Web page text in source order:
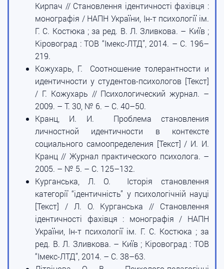
Кирпач // Становлення ідентичності фахівця :
монографія / НАПН України, Ін-т психології ім.
Г. С. Костюка ; за ред. В. Л. Зливкова. – Київ ;
Кіровоград : ТОВ “Імекс-ЛТД”, 2014. – С. 196–
219.
Кожухарь, Г. Соотношение толерантности и
идентичности у студентов-психологов [Текст]
/ Г. Кожухарь // Психологический журнал. –
2009. – Т. 30, № 6. – С. 40–50.
Кранц, И. И. Проблема становления
личностной идентичности в контексте
социального самоопределения [Текст] / И. И.
Кранц // Журнал практического психолога. –
2005. – № 5. – С. 125–132.
Курганська, Л. О. Історія становлення
категорії “ідентичність” у психологічній науці
[Текст] / Л. О. Курганська // Становлення
ідентичності фахівця : монографія / НАПН
України, Ін-т психології ім. Г. С. Костюка ; за
ред. В. Л. Зливкова. – Київ ; Кіровоград : ТОВ
“Імекс-ЛТД”, 2014. – С. 38–63.